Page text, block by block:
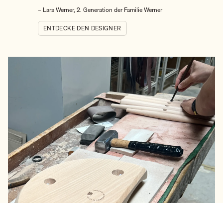
– Lars Werner, 2. Generation der Familie Werner
ENTDECKE DEN DESIGNER